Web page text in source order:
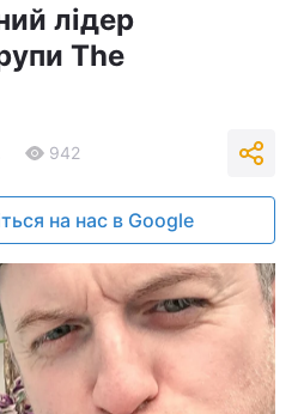
лідер
The
942
на нас в Google